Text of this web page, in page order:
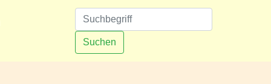
Suchen